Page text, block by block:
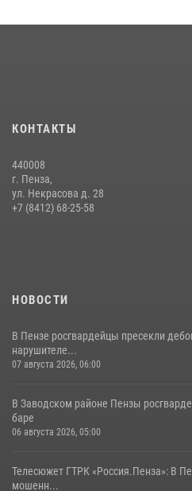
сборов «Гвардеец» с вооружением и
Начальник Управления Росгвардии
Пучков посетил 55-й Всероссийский
КОНТАКТЫ
440008
г. Пенза,
ул. Некрасова д. 28
+7 (8412) 68-25-58
НОВОСТИ
В Пензе росгвардейцы пресекли
нарушителе...
07 августа 2026, 06:00
В Заводском районе Пензы
баре
06 августа 2026, 05:00
Телесюжет ГТРК «Россия.Пенза»: В
мошенн...